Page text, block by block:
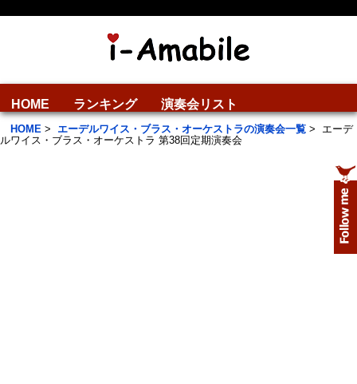
HOME ランキング 演奏会リスト
HOME > エーデルワイス・ブラス・オーケストラの演奏会一覧 > エーデ
ルワイス・ブラス・オーケストラ 第38回定期演奏会